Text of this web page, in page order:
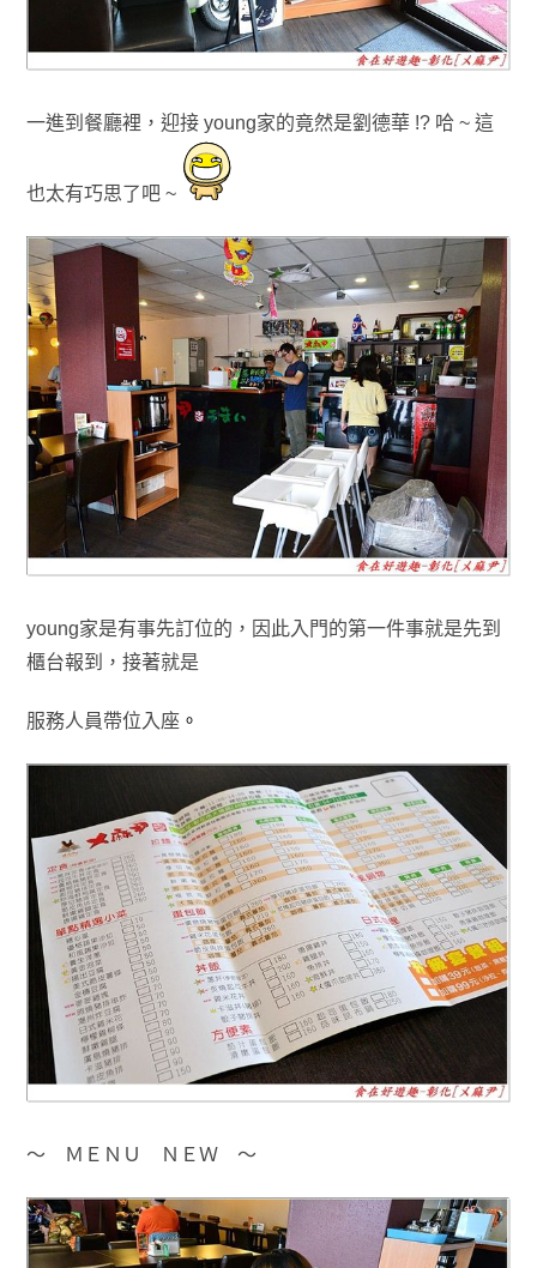
一進到餐廳裡，迎接 young家的竟然是劉德華 !? 哈 ~ 這
也太有巧思了吧 ~
young家是有事先訂位的，因此入門的第一件事就是先到
櫃台報到 ，接著就是
服務人員帶位入座。
～ ＭＥＮＵ ＮＥＷ ～